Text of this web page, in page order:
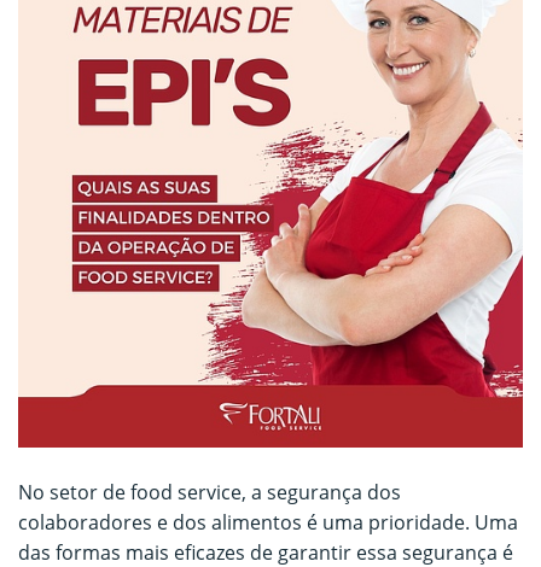
No setor de food service, a segurança dos
colaboradores e dos alimentos é uma prioridade. Uma
das formas mais eficazes de garantir essa segurança é